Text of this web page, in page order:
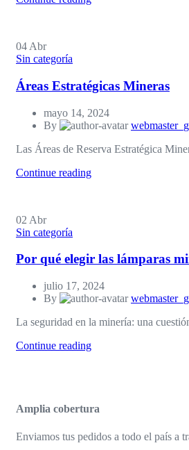
04 Abr
Sin categoría
Áreas Estratégicas Mineras
mayo 14, 2024
By
Las Áreas de Reserva Estratégica
Continue reading
02 Abr
Sin categoría
Por qué elegir las lámparas
julio 17, 2024
By
La seguridad en la minería: una
Continue reading
Amplia cobertura
Enviamos tus pedidos a todo el país a